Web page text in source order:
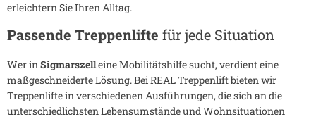
erleichtern Sie Ihren Alltag.
Passende Treppenlifte für jede Situation
Wer inSigmarszelleine Mobilitätshilfe sucht, verdient eine
maßgeschneiderte Lösung. Bei REAL Treppenlift bieten wir
Treppenlifte in verschiedenen Ausführungen, die sich an die
unterschiedlichsten Lebensumstände und Wohnsituationen